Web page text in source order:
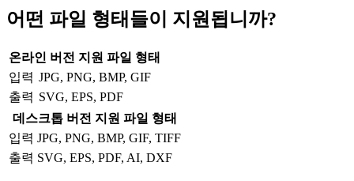
어떤 파일 형태들이 지원됩니까?
온라인 버전 지원 파일 형태
입력 JPG, PNG, BMP, GIF
출력 SVG, EPS, PDF
데스크톱 버전 지원 파일 형태
입력 JPG, PNG, BMP, GIF, TIFF
출력 SVG, EPS, PDF, AI, DXF